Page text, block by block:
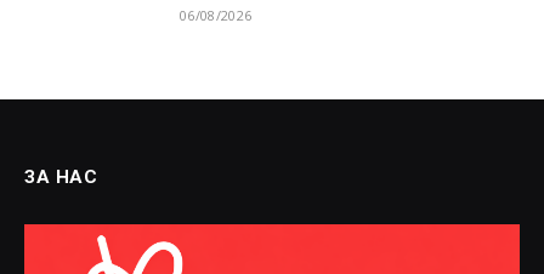
06/08/2026
ЗА НАС